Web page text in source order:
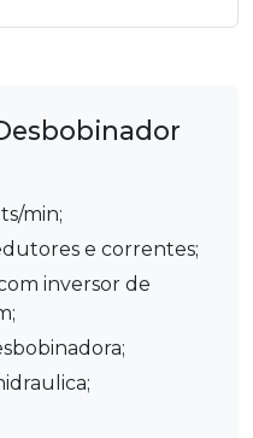
min;
e correntes;